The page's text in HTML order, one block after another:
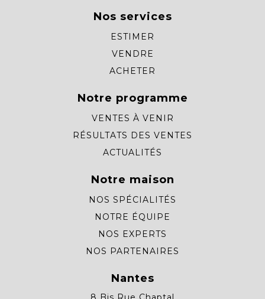
Nos services
ESTIMER
VENDRE
ACHETER
Notre programme
VENTES À VENIR
RÉSULTATS DES VENTES
ACTUALITÉS
Notre maison
NOS SPÉCIALITÉS
NOTRE ÉQUIPE
NOS EXPERTS
NOS PARTENAIRES
Nantes